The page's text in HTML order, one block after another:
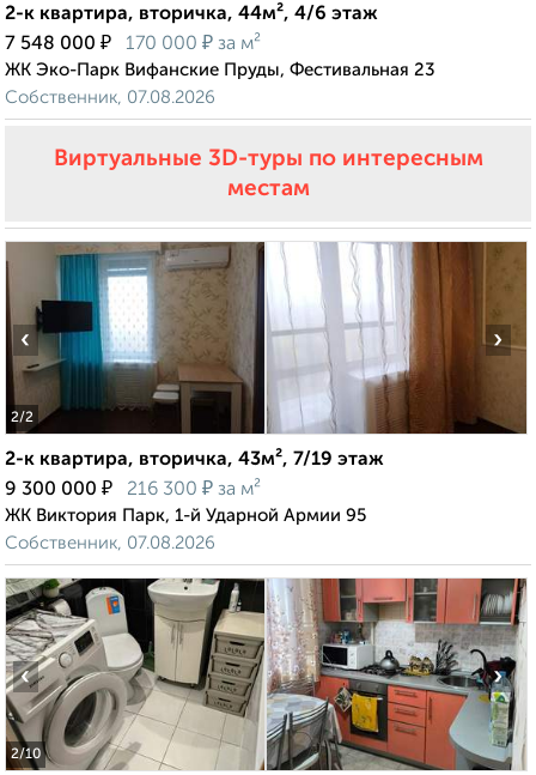
2-к квартира, вторичка, 44м², 4/6 этаж
7 548 000 ₽ 170 000 ₽ за м²
ЖК Эко-Парк Вифанские Пруды, Фестивальная 23
Собственник, 07.08.2026
Виртуальные 3D-туры по интересным
местам
2/2
‹ ›
2-к квартира, вторичка, 43м², 7/19 этаж
9 300 000 ₽ 216 300 ₽ за м²
ЖК Виктория Парк, 1-й Ударной Армии 95
Собственник, 07.08.2026
2/10
‹ ›